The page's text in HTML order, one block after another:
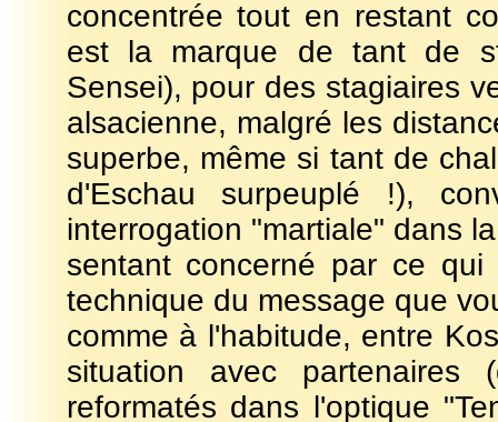
concentrée tout en restant
est la marque de tant de
Sensei), pour des stagiaires
alsacienne, malgré les
superbe, même si tant de
d'Eschau surpeuplé !),
interrogation "martiale" dans
sentant concerné par ce
technique du message que
comme à l'habitude, entre
situation avec
reformatés dans l'optique